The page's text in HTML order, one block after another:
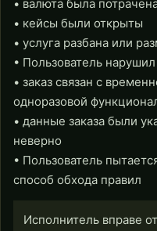
• валюта была
• кейсы были открыты
• услуга разбана или
• Пользователь
• заказ связан с
одноразовой
• данные заказа были
неверно
• Пользователь
способ обхода правил
Исполнитель вправе